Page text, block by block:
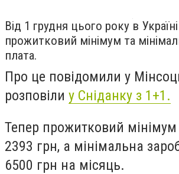
Від 1 грудня цього року в
прожитковий мінімум та
плата.
Про це повідомили у
розповіли у Сніданку з 1+1.
Тепер прожитковий
2393 грн, а мінімальна
6500 грн на місяць.